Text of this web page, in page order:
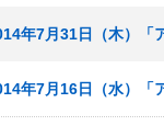
年7月31日（木）「
年7月16日（水）「